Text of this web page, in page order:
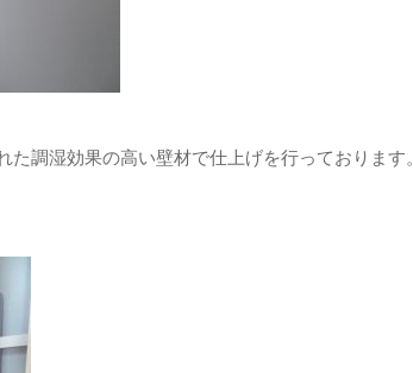
調湿効果の高い壁材で仕上げを行っております。